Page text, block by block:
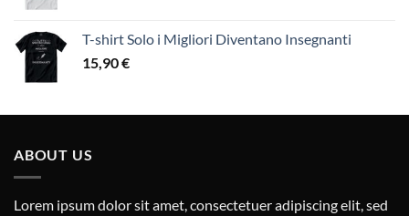
T-shirt Solo i Migliori Diventano Insegnanti
15,90€
ABOUT US
Lorem ipsum dolor sit amet, consectetuer adipiscing elit, sed